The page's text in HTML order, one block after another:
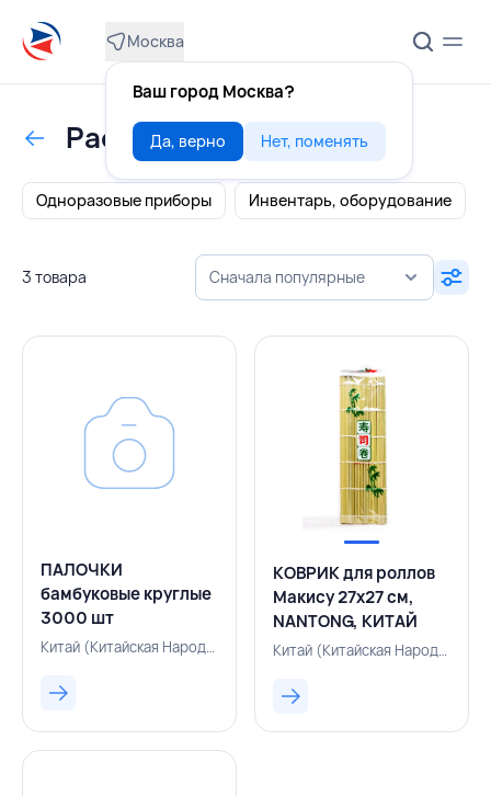
Москва
Ваш город Москва?
Да, верно Нет, поменять
Расходные материалы
Одноразовые приборы Инвентарь, оборудование
3 товара Сначала популярные
ПАЛОЧКИ
бамбуковые круглые
3000 шт
индивидуальная
Китай (Китайская Народная Республика), 500005215
КОВРИК для роллов
Макису 27х27 см,
NANTONG, КИТАЙ
Китай (Китайская Народная Республика), 255008524